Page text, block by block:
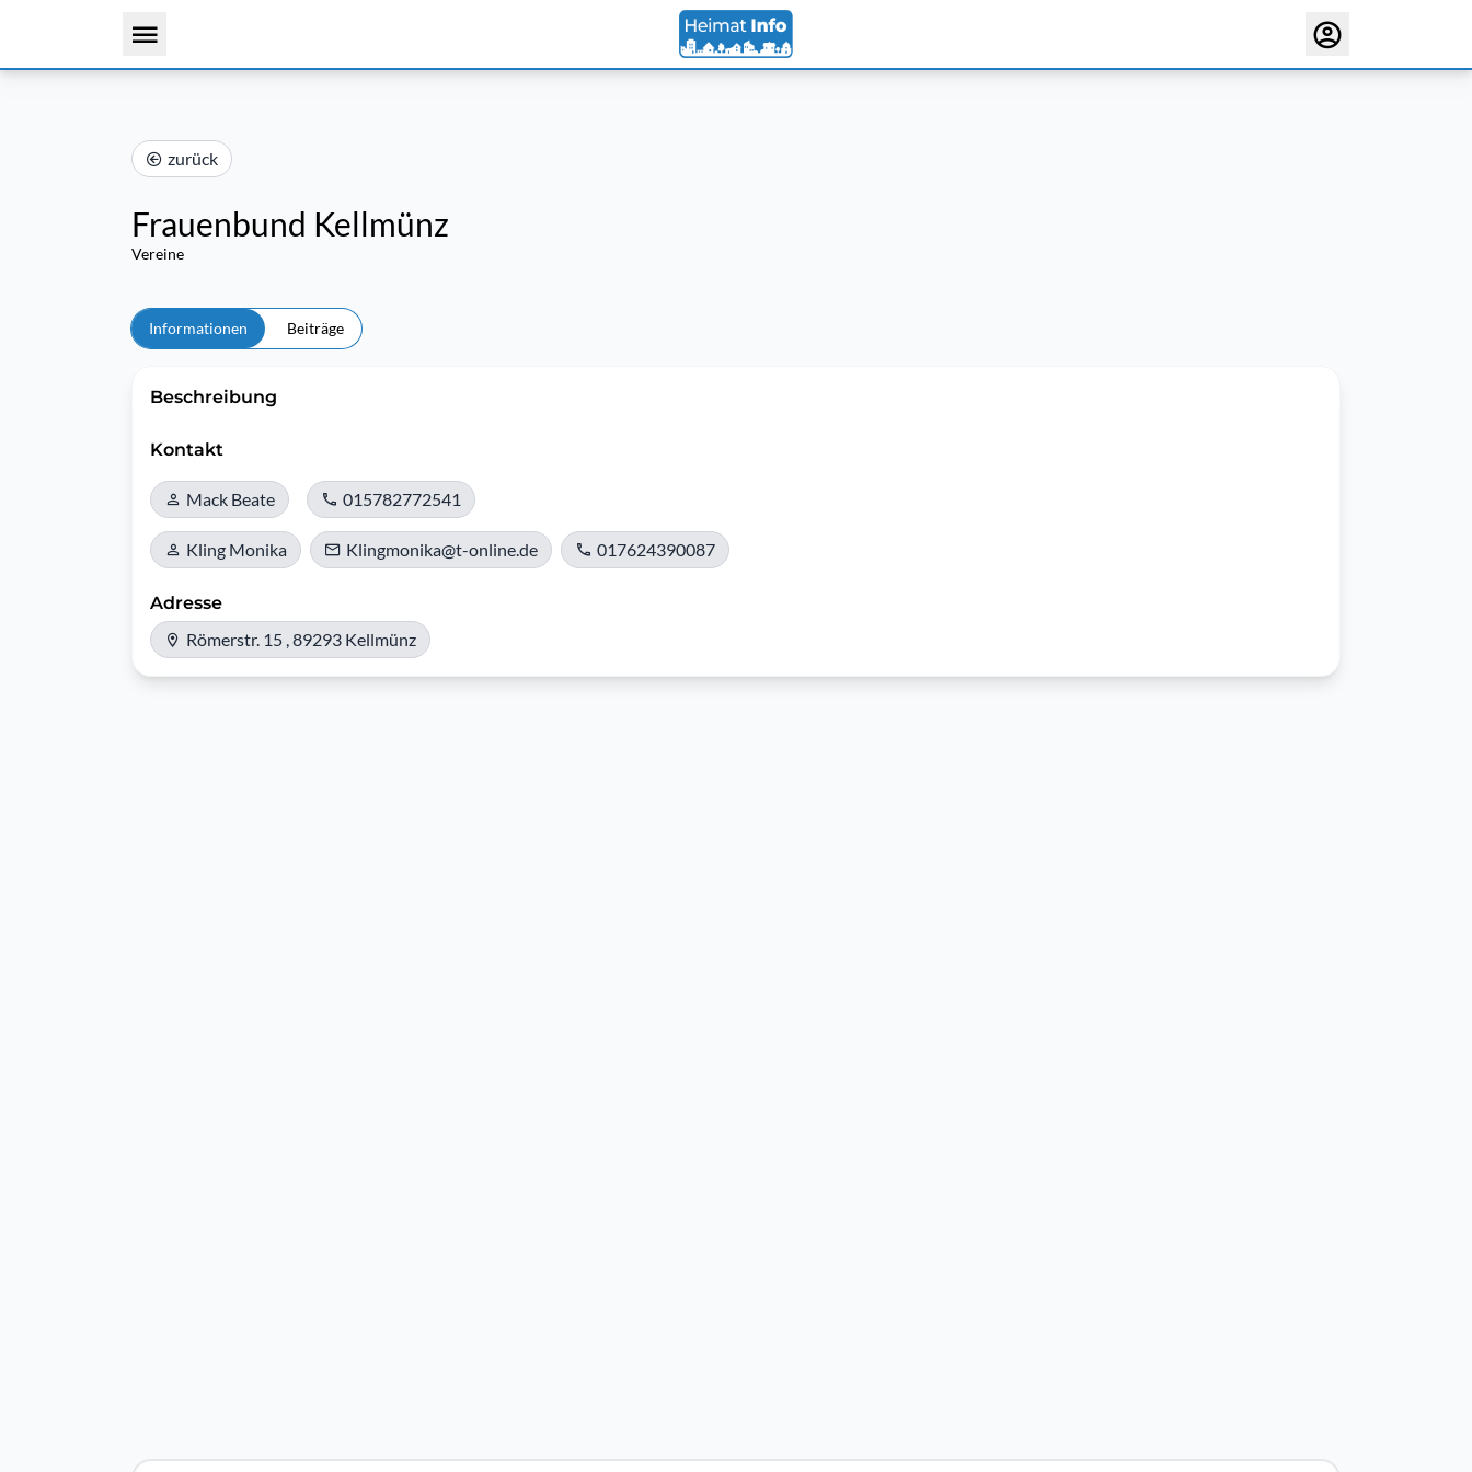
zurück
Frauenbund Kellmünz
Vereine
Informationen Beiträge
Beschreibung
Kontakt
Mack Beate 015782772541
Kling Monika Klingmonika@t-online.de 017624390087
Adresse
Römerstr. 15 , 89293 Kellmünz